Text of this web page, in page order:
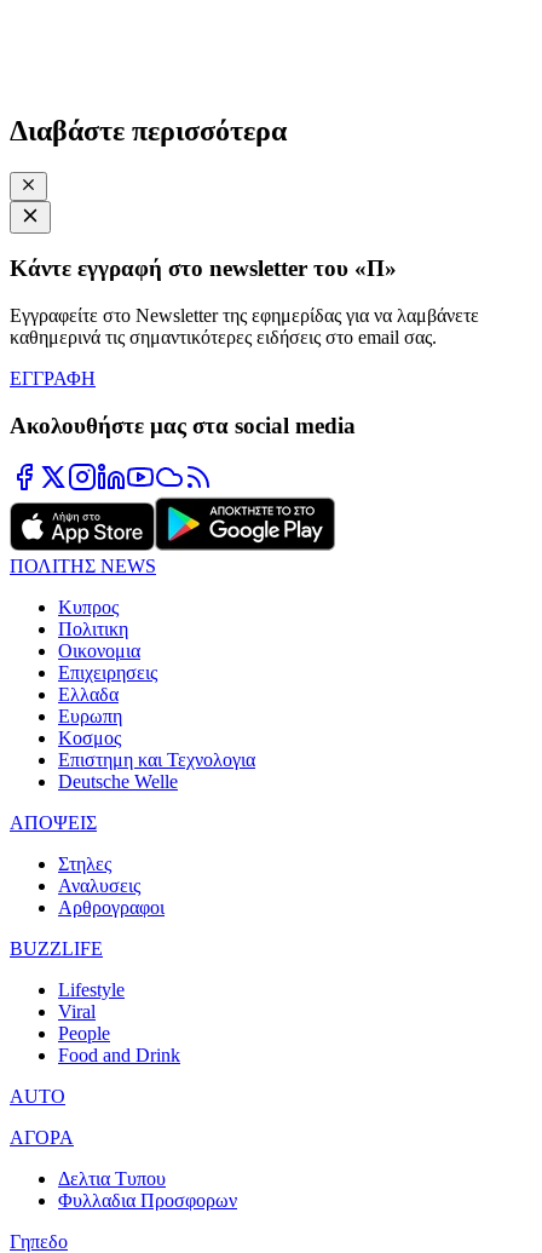
Διαβάστε περισσότερα
Κάντε εγγραφή στο newsletter του «Π»
Εγγραφείτε στο Newsletter της εφημερίδας για να λαμβάνετε
καθημερινά τις σημαντικότερες ειδήσεις στο email σας.
ΕΓΓΡΑΦΗ
Ακολουθήστε μας στα social media
ΠΟΛΙΤΗΣ NEWS
Κυπρος
Πολιτικη
Οικονομια
Επιχειρησεις
Ελλαδα
Ευρωπη
Κοσμος
Επιστημη και Τεχνολογια
Deutsche Welle
ΑΠΟΨΕΙΣ
Στηλες
Αναλυσεις
Αρθρογραφοι
BUZZLIFE
Lifestyle
Viral
People
Food and Drink
AUTO
ΑΓΟΡΑ
Δελτια Τυπου
Φυλλαδια Προσφορων
Γηπεδο